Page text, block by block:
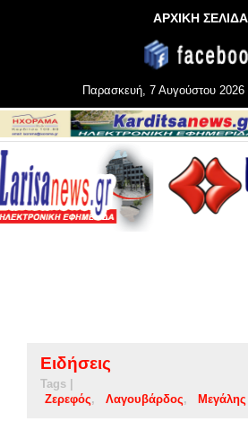
ΑΡΧΙΚΗ ΣΕΛΙΔΑ
Παρασκευή, 7 Αυγούστου 2026
Ειδήσεις
Tags |
Ζερεφός
Λαγουβάρδος Μεγάλης